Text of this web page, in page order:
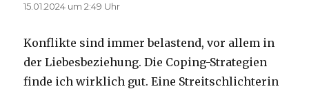
15.01.2024 um 2:49 Uhr
Konflikte sind immer belastend, vor allem in
der Liebesbeziehung. Die Coping-Strategien
finde ich wirklich gut. Eine Streitschlichterin